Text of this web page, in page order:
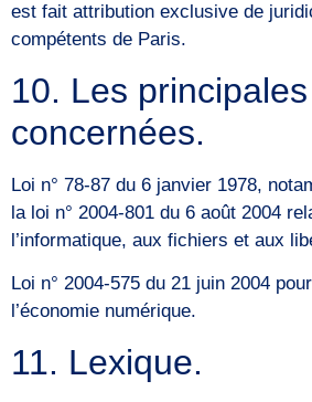
est fait attribution exclusive de
compétents de Paris.
10. Les
concernées.
Loi n° 78-87 du 6 janvier 1978,
la loi n° 2004-801 du 6 août 2004
l’informatique, aux fichiers et aux
Loi n° 2004-575 du 21 juin 2004
l’économie numérique.
11. Lexique.